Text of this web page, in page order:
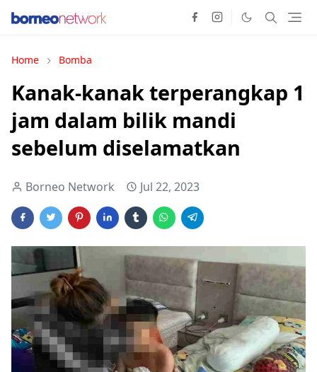
Home Bomba
Kanak-kanak terperangkap 1
jam dalam bilik mandi
sebelum diselamatkan
Borneo Network Jul 22, 2023